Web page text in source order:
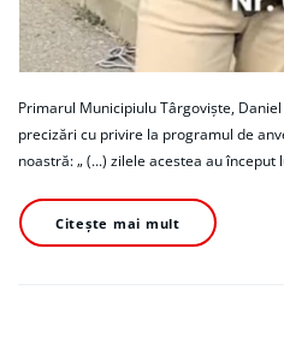
Primarul Municipiulu Târgoviște,
precizări cu privire la programul de
noastră: „ (...) zilele acestea au
Citește mai mult